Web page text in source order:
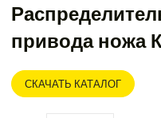
привода ножа
СКАЧАТЬ КАТАЛОГ